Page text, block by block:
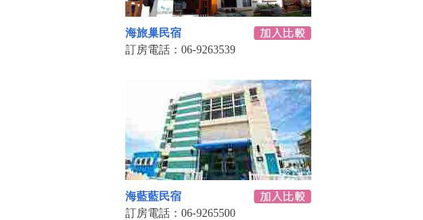
海旅巢民宿
訂房電話：06-9263539
海藍藍民宿
訂房電話：06-9265500